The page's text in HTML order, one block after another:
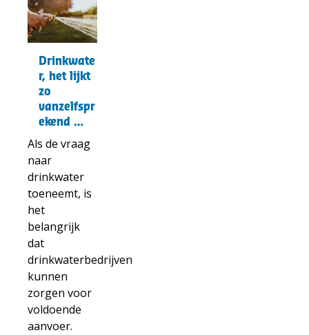
t("Lees
meer
over")
Drinkwater,
het
lijkt
zo
vanzelfsprekend
…
Drinkwate
r, het lijkt
zo
vanzelfspr
ekend …
Als de vraag
naar
drinkwater
toeneemt, is
het
belangrijk
dat
drinkwaterbedrijven
kunnen
zorgen voor
voldoende
aanvoer.